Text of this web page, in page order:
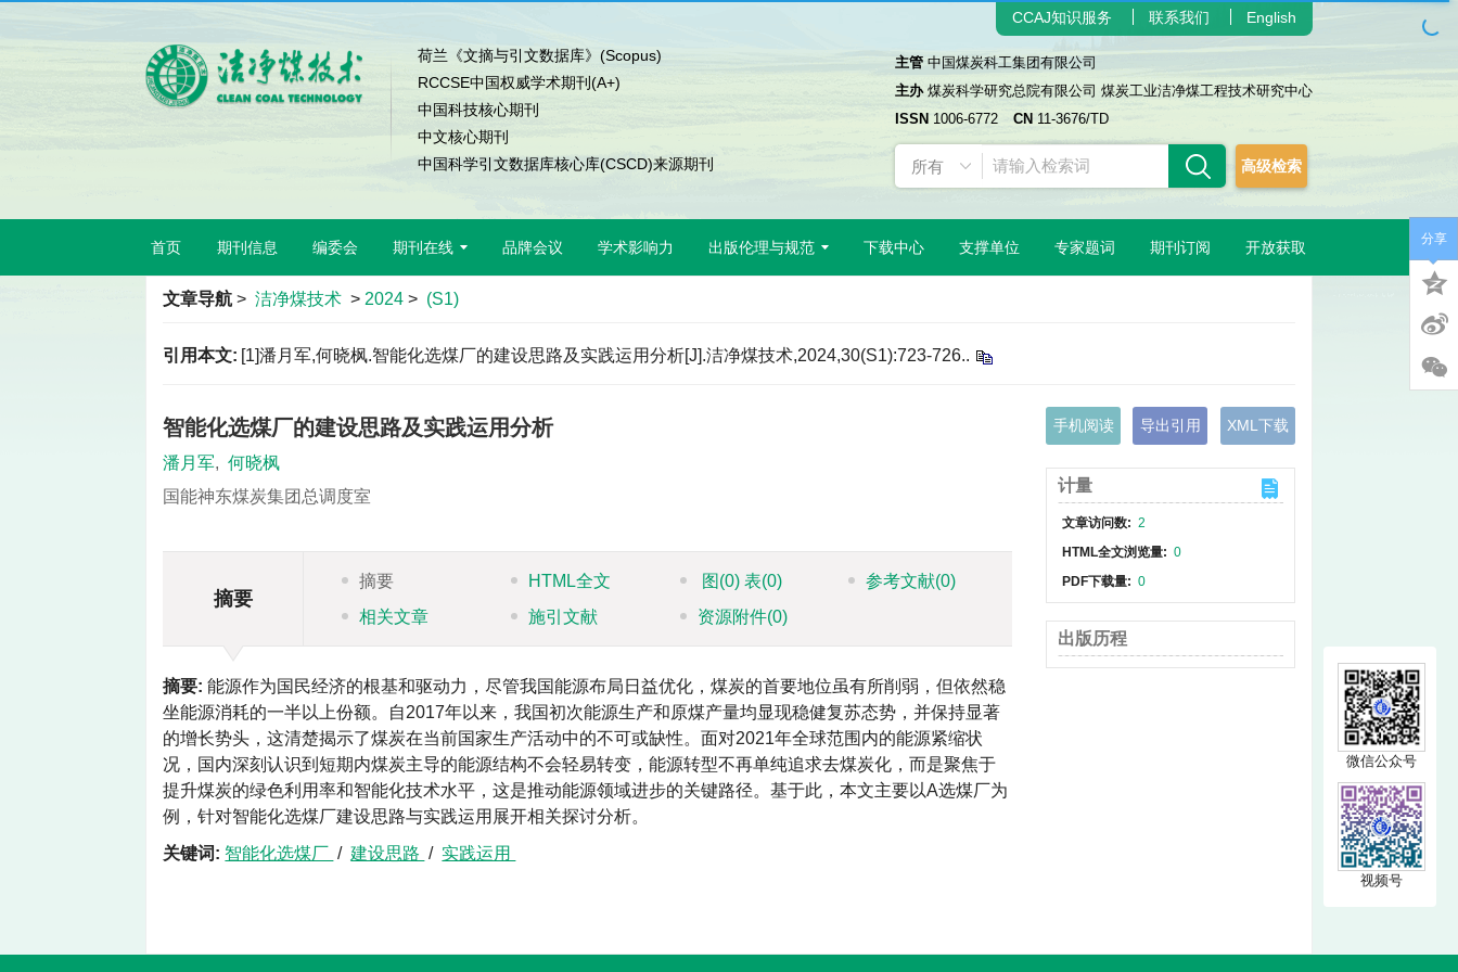
荷兰《文摘与引文数据库》(Scopus)
RCCSE中国权威学术期刊(A+)
中国科技核心期刊
中文核心期刊
中国科学引文数据库核心库(CSCD)来源期刊
CCAJ知识服务 联系我们 English
主管 中国煤炭科工集团有限公司
主办 煤炭科学研究总院有限公司 煤炭工业洁净煤工程技术研究中心
ISSN 1006-6772 CN 11-3676/TD
高级检索
首页 期刊信息 编委会 期刊在线 品牌会议 学术影响力 出版伦理与规范 下载中心 支撑单位 专家题词 期刊订阅 开放获取
文章导航 >洁净煤技术 > 2024 > (S1)
引用本文: [1]潘月军,何晓枫.智能化选煤厂的建设思路及实践运用分析[J].洁净煤技术,2024,30(S1):723-726..
智能化选煤厂的建设思路及实践运用分析
潘月军, 何晓枫
国能神东煤炭集团总调度室
摘要
摘要 HTML全文 图 (0)表(0) 参考文献(0)
相关文章
施引文献 资源附件(0)
摘要: 能源作为国民经济的根基和驱动力，尽管我国能源布局日益优化，煤炭的首要地位虽有所削弱，但依然稳
坐能源消耗的一半以上份额。自2017年以来，我国初次能源生产和原煤产量均显现稳健复苏态势，并保持显著
的增长势头，这清楚揭示了煤炭在当前国家生产活动中的不可或缺性。面对2021年全球范围内的能源紧缩状
况，国内深刻认识到短期内煤炭主导的能源结构不会轻易转变，能源转型不再单纯追求去煤炭化，而是聚焦于
提升煤炭的绿色利用率和智能化技术水平，这是推动能源领域进步的关键路径。基于此，本文主要以A选煤厂为
例，针对智能化选煤厂建设思路与实践运用展开相关探讨分析。
关键词: 智能化选煤厂 /建设思路 / 实践运用
手机阅读 导出引用 XML下载
计量
文章访问数: 2
HTML全文浏览量: 0
PDF下载量: 0
出版历程
分享
微信公众号
视频号